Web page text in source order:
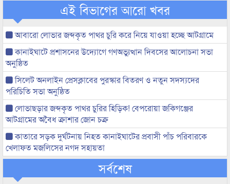
এই বিভাগের আরো খবর
আবারো লোভার জব্দকৃত পাথর চুরি করে নিয়ে যাওয়া হচ্ছে আটগ্রামে
কানাইঘাটে প্রশাসনের উদ্যোগে গণঅভ্যুত্থান দিবসের আলোচনা সভা
অনুষ্ঠিত
সিলেট অনলাইন প্রেসক্লাবের পুরস্কার বিতরণ ও নতুন সদস্যদের
পরিচিতি সভা অনুষ্ঠিত
লোভাছড়ার জব্দকৃত পাথর চুরির হিড়িক! বেপরোয়া জকিগঞ্জের
আটগ্রামের অবৈধ ক্রাশার জোন চক্র
কাতারে সড়ক দুর্ঘটনায় নিহত কানাইঘাটের প্রবাসী পাঁচ পরিবারকে
খেলাফত মজলিসের নগদ সহায়তা
সর্বশেষ